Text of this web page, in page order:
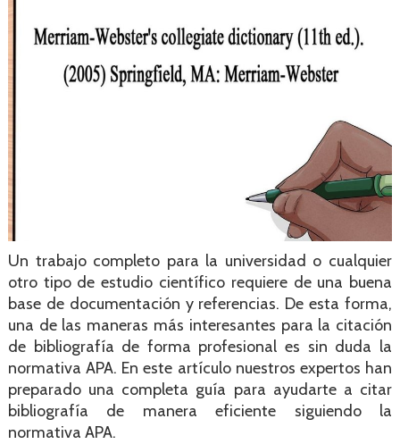
Un trabajo completo para la universidad o cualquier
otro tipo de estudio científico requiere de una buena
base de documentación y referencias. De esta forma,
una de las maneras más interesantes para la citación
de bibliografía de forma profesional es sin duda la
normativa APA. En este artículo nuestros expertos han
preparado una completa guía para ayudarte a citar
bibliografía de manera eficiente siguiendo la
normativa APA.